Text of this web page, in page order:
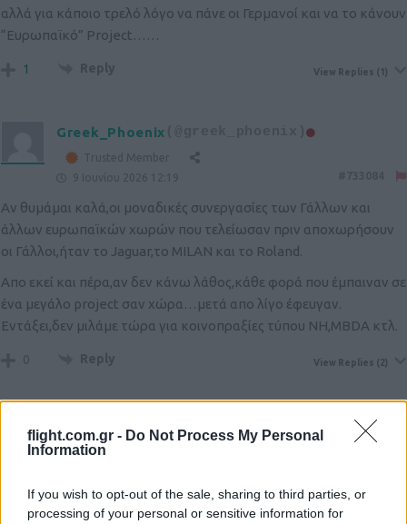
flight.com.gr - Do Not Process My Personal
Information
If you wish to opt-out of the sale, sharing to third parties, or
processing of your personal or sensitive information for
αλλά για κάποιο τρελό λόγο να πάνε οι Γερμανοί και να το κάνουν
“Ευρωπαϊκό” Project……
1 Reply View Replies (1)
Greek_Phoenix (@greek_phoenix)
Trusted Member
9 Ιουνίου 2026 12:19
Αν θυμάμαι καλά,οι μοναδικές συνεργασίες των Γάλλων και
άλλων ευρωπαϊκών χωρών που τελείωσαν πριν αποχωρήσουν
οι Γάλλοι,ήταν το Jaguar,το MILAN και το Roland.
Απο εκεί και πέρα,αν δεν κάνω λάθος,κάθε φορά που έμπαιναν σε
ένα μεγάλο project σαν χώρα…μετά απο λίγο έφευγαν.
Εντάξει,δεν μιλάμε τώρα για κοινοπραξίες τύπου NH,MBDA κτλ.
0 Reply View Replies (2)
Active Member
9 Ιουνίου 2026 13:27
0 Reply